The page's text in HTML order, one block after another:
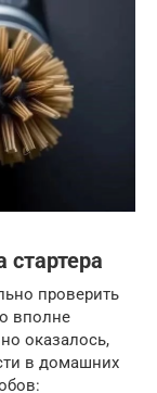
стартера
проверить
вполне
оказалось,
в домашних